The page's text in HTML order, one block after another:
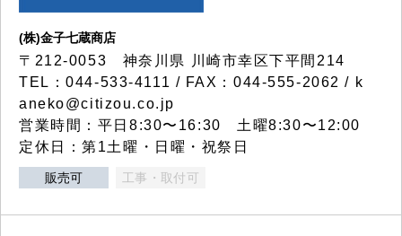
(株)金子七蔵商店
〒212-0053 神奈川県 川崎市幸区下平間214
TEL：044-533-4111 / FAX：044-555-2062 / k
aneko@citizou.co.jp
営業時間：平日8:30〜16:30 土曜8:30〜12:00
定休日：第1土曜・日曜・祝祭日
販売可 工事・取付可